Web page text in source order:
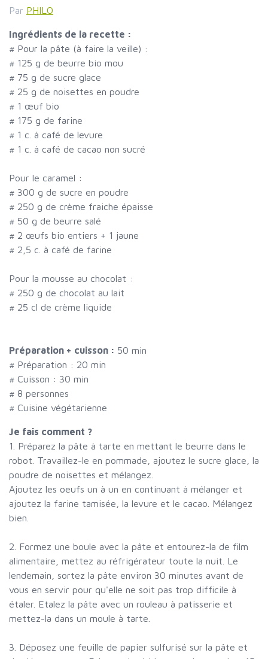
Par PHILO
Ingrédients de la recette :
# Pour la pâte (à faire la veille) :
# 125 g de beurre bio mou
# 75 g de sucre glace
# 25 g de noisettes en poudre
# 1 œuf bio
# 175 g de farine
# 1 c. à café de levure
# 1 c. à café de cacao non sucré
Pour le caramel :
# 300 g de sucre en poudre
# 250 g de crème fraiche épaisse
# 50 g de beurre salé
# 2 œufs bio entiers + 1 jaune
# 2,5 c. à café de farine
Pour la mousse au chocolat :
# 250 g de chocolat au lait
# 25 cl de crème liquide
Préparation + cuisson : 50 min
# Préparation : 20 min
# Cuisson : 30 min
# 8 personnes
# Cuisine végétarienne
Je fais comment ?
1. Préparez la pâte à tarte en mettant le beurre dans le
robot. Travaillez-le en pommade, ajoutez le sucre glace, la
poudre de noisettes et mélangez.
Ajoutez les oeufs un à un en continuant à mélanger et
ajoutez la farine tamisée, la levure et le cacao. Mélangez
bien.
2. Formez une boule avec la pâte et entourez-la de film
alimentaire, mettez au réfrigérateur toute la nuit. Le
lendemain, sortez la pâte environ 30 minutes avant de
vous en servir pour qu'elle ne soit pas trop difficile à
étaler. Etalez la pâte avec un rouleau à patisserie et
mettez-la dans un moule à tarte.
3. Déposez une feuille de papier sulfurisé sur la pâte et